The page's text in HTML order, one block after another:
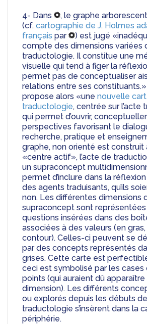
4- Dans
, le graphe
(cf. cartographie de J. Holmes
français par
) est jugé
compte des dimensions variées
traductologie. Il constitue une
visuelle qui tend à figer la
permet pas de conceptualiser
relations entre ses
propose alors «une nouvelle
traductologie, centrée sur l’acte
qui permet d’ouvrir,
perspectives favorisant le
recherche, pratique et
graphe, non orienté est construit
«centre actif», l’acte de
un supraconcept
permet d’inclure dans la
des agents traduisants, qu’ils
non. Les différentes dimensions
supraconcept sont représentées
questions insérées dans des
associées à des valeurs (en
contour). Celles-ci peuvent se
par des concepts représentés
grises. Cette carte est
ceci est symbolisé par les cases
points (qui auraient dû
dimension). Les différents
ou explorés depuis les débuts
traductologie s’insèrent dans la
périphérie.